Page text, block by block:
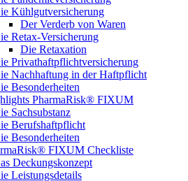
Kühlgutversicherung
Der Verderb von Waren
Retax-Versicherung
Die Retaxation
Privathaftpflichtversicherung
Nachhaftung in der Haftpflicht
Besonderheiten
PharmaRisk® FIXUM
Sachsubstanz
Berufshaftpflicht
Besonderheiten
FIXUM Checkliste
Deckungskonzept
Leistungsdetails